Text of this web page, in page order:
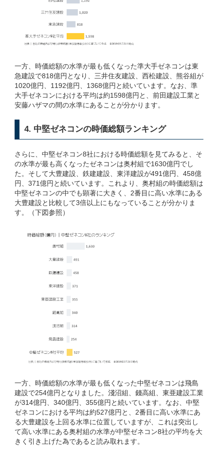
一方、時価総額の水準が最も低くなった準大手ゼネコンは東
急建設で818億円となり、三井住友建設、西松建設、熊谷組が
1020億円、1192億円、1368億円と続いています。なお、準
大手ゼネコンにおける平均は約1598億円と、前田建設工業と
安藤ハザマの間の水準にあることが分かります。
4. 中堅ゼネコンの時価総額ランキング
さらに、中堅ゼネコン8社における時価総額を見てみると、そ
の水準が最も高くなったゼネコンは奥村組で1630億円でし
た。そして大豊建設、鉄建建設、東洋建設が491億円、458億
円、371億円と続いています。これより、奥村組の時価総額は
中堅ゼネコンの中でも顕著に大きく、2番目に高い水準にある
大豊建設と比較して3倍以上にもなっていることが分かりま
す。（下図参照）
一方、時価総額の水準が最も低くなった中堅ゼネコンは飛島
建設で254億円となりました。淺沼組、錢高組、東亜建設工業
が314億円、340億円、355億円と続いています。なお、中堅
ゼネコンにおける平均は約527億円と、2番目に高い水準にあ
る大豊建設を上回る水準に位置していますが、これは突出し
て高い水準にある奥村組の水準が中堅ゼネコン8社の平均を大
きく引き上げた為であると読み取れます。